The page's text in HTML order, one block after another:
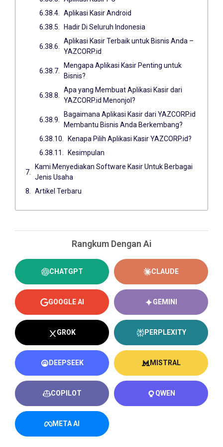
Aplikasi Kasir Android
Hadir Di Seluruh Indonesia
Aplikasi Kasir Terbaik untuk Bisnis Anda –
YAZCORP.id
Mengapa Aplikasi Kasir Penting untuk
Bisnis?
Apa yang Membuat Aplikasi Kasir dari
YAZCORP.id Menonjol?
Bagaimana Aplikasi Kasir dari YAZCORP.id
Membantu Bisnis Anda Berkembang?
Kenapa Pilih Aplikasi Kasir YAZCORP.id?
Kesimpulan
Kami Menyediakan Software Kasir Untuk Berbagai
Jenis Usaha
Artikel Terbaru
Rangkum Dengan Ai
CHATGPT CLAUDE
GOOGLE AI GEMINI
GROK PERPLEXITY
DEEPSEEK MISTRAL
COPILOT QWEN
META AI